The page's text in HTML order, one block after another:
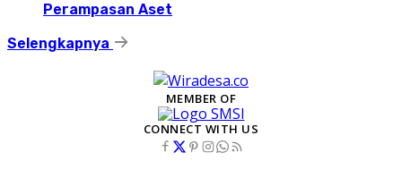
Perampasan Aset
Selengkapnya
MEMBER OF
CONNECT WITH US